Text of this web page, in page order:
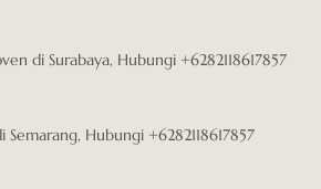
di Surabaya, Hubungi +6282118617857
Semarang, Hubungi +6282118617857